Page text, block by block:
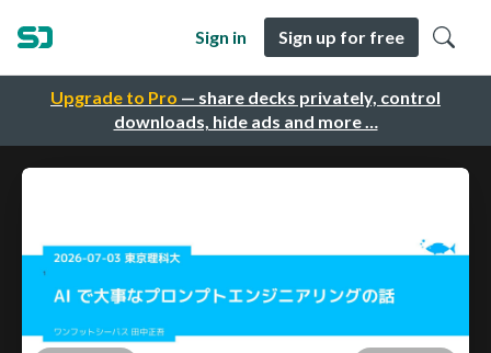
Upgrade to Pro — share decks privately, control
downloads, hide ads and more …
Sign in Sign up for free